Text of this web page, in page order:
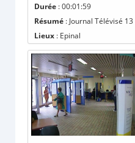
Durée : 00:01:59
Résumé : Journal Télévisé
Lieux : Epinal